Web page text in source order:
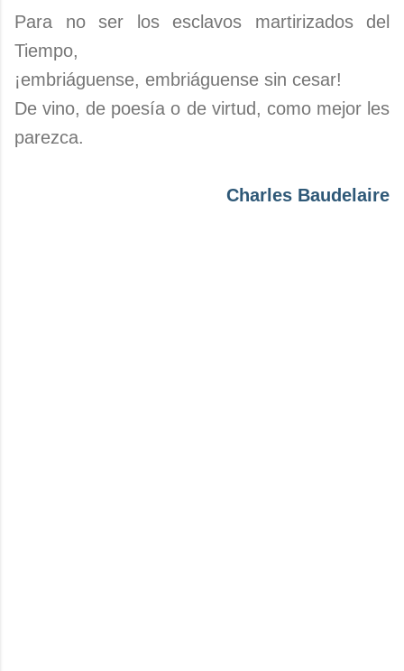
Para no ser los esclavos martirizados del
Tiempo,
¡embriáguense, embriáguense sin cesar!
De vino, de poesía o de virtud, como mejor les
parezca.
Charles Baudelaire